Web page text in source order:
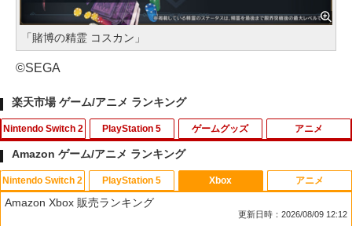
「賭博の精霊 コスカン」
©SEGA
楽天市場 ゲーム/アニメ ランキング
Nintendo Switch 2
1
【特典】進撃の巨人3 Switch2版(【早
期購入封入特典】DLC)
PlayStation 5
1
【特典】BLUE REFLECTION Quartet:
少女たちのキセキ PS5版(【早期購入特
典】特別フォトフレーム「Quartet」)
ゲームグッズ
1
【中古】ファイナルファンタジーXII レ
ヴァナント・ウイング
アニメ
1
マクロスプラス MOVIE EDITION【Blu-r
ay】 [ 山崎たくみ ]
Amazon ゲーム/アニメ ランキング
Nintendo Switch 2 PlayStation 5 Xbox
Amazon Xbox 販売ランキング
更新日時：2026/08/09 12:12
アニメ